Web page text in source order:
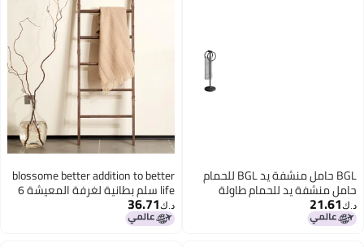
BGL حامل منشفة يد BGL للحمام
حامل منشفة يد للحمام طاولة
قائمة بذاتها رفوف منشفة للحمام
بقاعدة مثقلة باللون الأسود غير
د.ك‏21.61
blossome better addition to better
life سلم بطانية لغرفة المعيشة 6
طبقات، حامل لحاف خشبي زخرفي
لغرفة النوم، رف مناشف خشبي
د.ك‏36.71